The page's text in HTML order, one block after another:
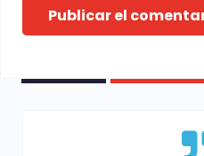
Publicar el